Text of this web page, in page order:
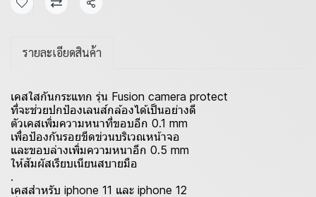
แชร์
รายละเอียดสินค้า
เคสใสกันกระแทก รุ่น Fusion camera protect
ที่จะช่วยปกป้องเลนส์กล้องได้เป็นอย่างดี
ตัวเคสเพิ่มความหนาที่ขอบอีก 0.1 mm
เพื่อป้องกันรอยขีดข่วนบริเวณหน้าจอ
และขอบล่างเพิ่มความหนาอีก 0.5 mm
ให้สัมผัสเรียบเนียนสบายมือ
.
เคสสำหรับ iphone 11 และ iphone 12